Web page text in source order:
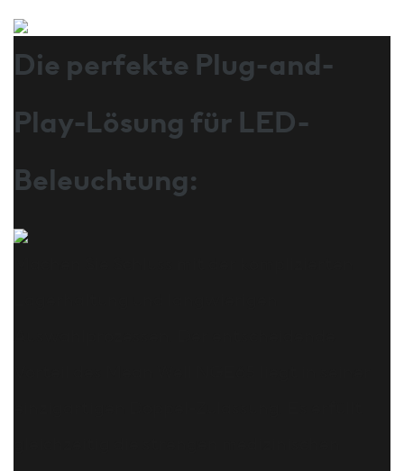
Die perfekte Plug-and-
Play-Lösung für LED-
Beleuchtung: